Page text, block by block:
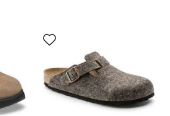
sur
les
échantillons
de
couleurs
modifiera